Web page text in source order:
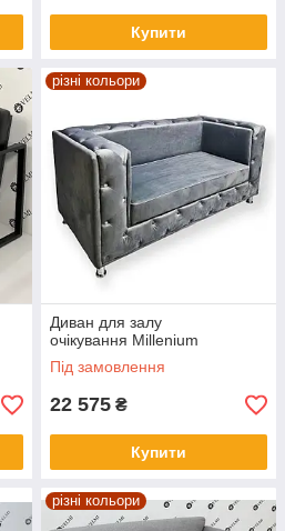
Купити
різні кольори
Диван для залу
очікування Millenium
Під замовлення
22 575 ₴
Купити
різні кольори